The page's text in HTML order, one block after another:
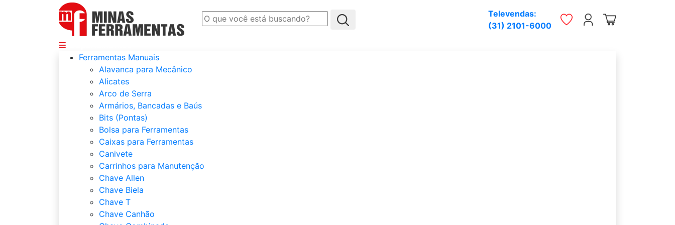
Televendas:
(31) 2101-6000
Ferramentas Manuais
Alavanca para Mecânico
Alicates
Arco de Serra
Armários, Bancadas e Baús
Bits (Pontas)
Bolsa para Ferramentas
Caixas para Ferramentas
Canivete
Carrinhos para Manutenção
Chave Allen
Chave Biela
Chave T
Chave Canhão